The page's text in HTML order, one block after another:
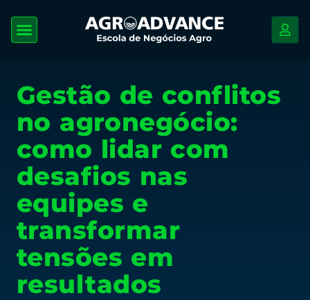
Gestão de conflitos
no agronegócio:
como lidar com
desafios nas
equipes e
transformar
tensões em
resultados